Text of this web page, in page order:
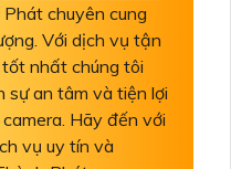
chuyên cung
Với dịch vụ tận
nhất chúng tôi
sự an tâm và tiện lợi
Hãy đến với
vụ uy tín và